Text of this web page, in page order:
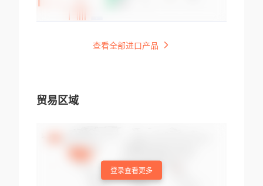
查看全部进口产品
贸易区域
登录查看更多